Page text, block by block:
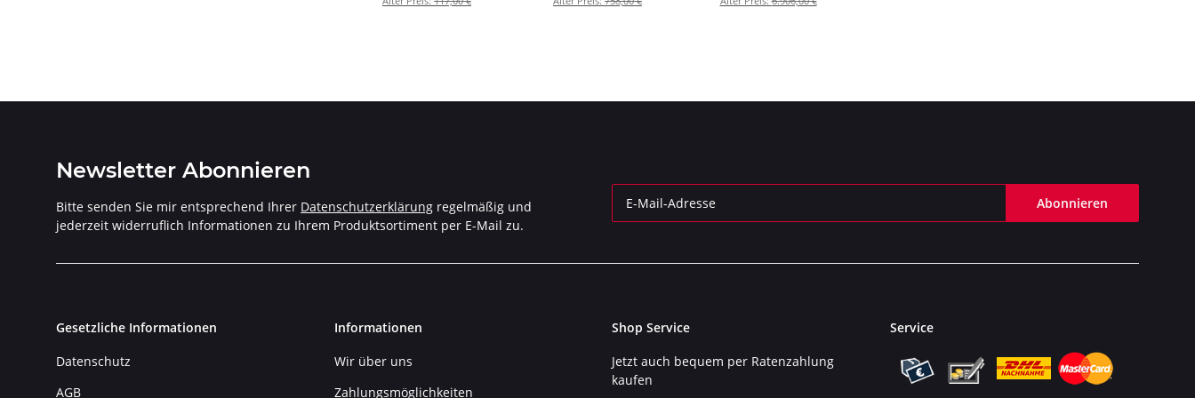
Newsletter Abonnieren
Bitte senden Sie mir entsprechend Ihrer Datenschutzerklärung regelmäßig und
jederzeit widerruflich Informationen zu Ihrem Produktsortiment per E-Mail zu.
Abonnieren
Gesetzliche Informationen
Datenschutz
AGB
Informationen
Wir über uns
Zahlungsmöglichkeiten
Shop Service
Jetzt auch bequem per Ratenzahlung
kaufen
Service